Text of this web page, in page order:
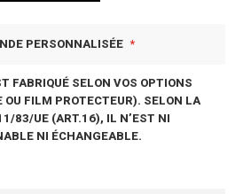
PERSONNALISÉE
FABRIQUÉ SELON VOS OPTIONS
OU FILM PROTECTEUR). SELON LA
83/UE (ART.16), IL N’EST NI
NI ÉCHANGEABLE.